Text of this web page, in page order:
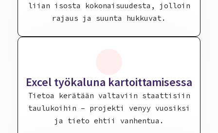
liian isosta kokonaisuudesta, jolloin
rajaus ja suunta hukkuvat.
Excel työkaluna kartoittamisessa
Tietoa kerätään valtaviin staattisiin
taulukoihin – projekti venyy vuosiksi
ja tieto ehtii vanhentua.